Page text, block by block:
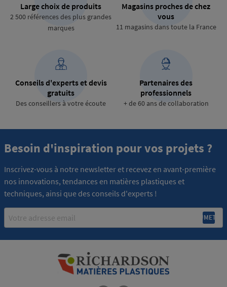
Large choix de produits
2 500 références des plus grandes
marques
Magasins proches de chez
vous
11 magasins dans toute la France
Conseils d'experts et devis
gratuits
Des conseillers à votre écoute
Partenaires des
professionnels
+ de 60 ans de collaboration
Besoin d'inspiration pour vos projets ?
Inscrivez-vous à notre newsletter et recevez en avant-première
nos innovations, tendances en matières plastiques et
techniques, ainsi que des conseils d'experts !
Email